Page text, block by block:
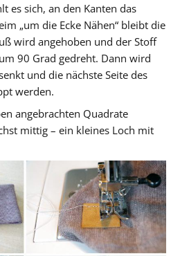
es sich, an den Kanten das
„um die Ecke Nähen“ bleibt die
wird angehoben und der Stoff
90 Grad gedreht. Dann wird
und die nächste Seite des
werden.
angebrachten Quadrate
mittig – ein kleines Loch mit